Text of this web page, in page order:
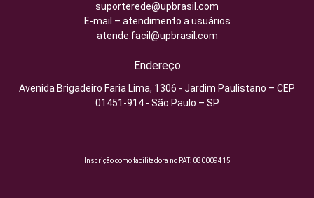
suporterede@upbrasil.com
E-mail – atendimento a usuários
atende.facil@upbrasil.com
Endereço
Avenida Brigadeiro Faria Lima, 1306 - Jardim Paulistano – CEP
01451-914 - São Paulo – SP
Inscrição como facilitadora no PAT: 080009415